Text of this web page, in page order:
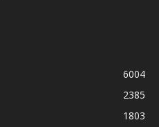
6004
2385
1803